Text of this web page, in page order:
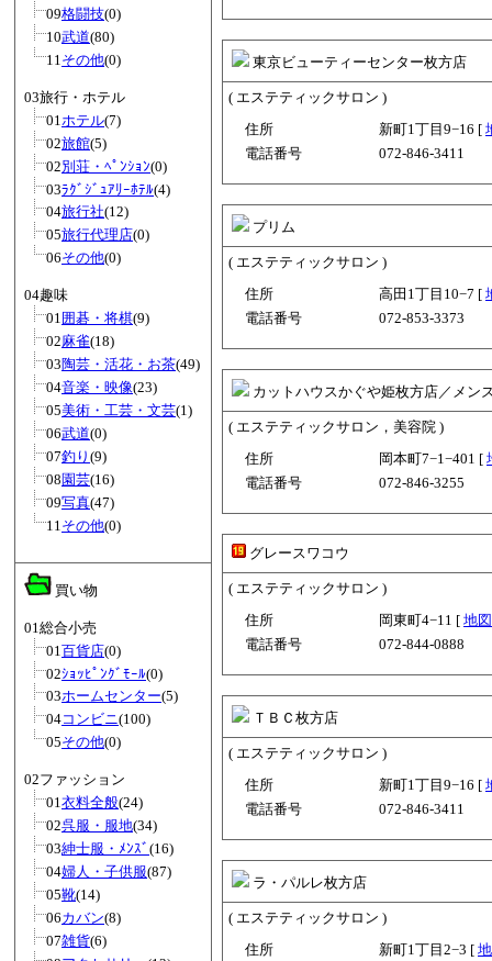
09格闘技(0)
10武道(80)
11その他(0)
03旅行・ホテル
01ホテル(7)
02旅館(5)
02別荘・ﾍﾟﾝｼｮﾝ(0)
03ﾗｸﾞｼﾞｭｱﾘｰﾎﾃﾙ(4)
04旅行社(12)
05旅行代理店(0)
06その他(0)
04趣味
01 囲碁・将棋(9)
02麻雀(18)
03陶芸・活花・お茶(49)
04音楽・映像(23)
05美術・工芸・文芸(1)
06武道(0)
07釣り (9)
08園芸(16)
09写真(47)
11その他(0)
買い物
01総合小売
01百貨店(0)
02ｼｮｯﾋﾟﾝｸﾞﾓｰﾙ(0)
03ホームセンター(5)
04コンビニ(100)
05その他(0)
02ファッション
01衣料全般(24)
02呉服・服地(34)
03紳士服・ﾒﾝｽﾞ (16)
04婦人・子供服(87)
05靴(14)
06カバン(8)
07雑貨(6)
東京ビューティーセンター枚方店
( エステティックサロン )
住所
新町1丁目9−16 [
電話番号
072-846-3411
プリム
( エステティックサロン )
住所
高田1丁目10−7 [
電話番号
072-853-3373
カットハウスかぐや姫枚方店／メン
( エステティックサロン，美容院 )
住所
岡本町7−1−401 [
電話番号
072-846-3255
グレースワコウ
( エステティックサロン )
住所
岡東町4−11 [ 地図
電話番号
072-844-0888
ＴＢＣ枚方店
( エステティックサロン )
住所
新町1丁目9−16 [
電話番号
072-846-3411
ラ・パルレ枚方店
( エステティックサロン )
住所
新町1丁目2−3 [